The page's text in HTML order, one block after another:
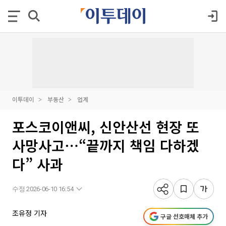
이투데이 부동산 업계
포스코이앤씨, 신안산선 현장 또
사망사고⋯“끝까지 책임 다하겠
다” 사과
수정 2026-06-10 16:54
조유정 기자 구글 선호매체 추가